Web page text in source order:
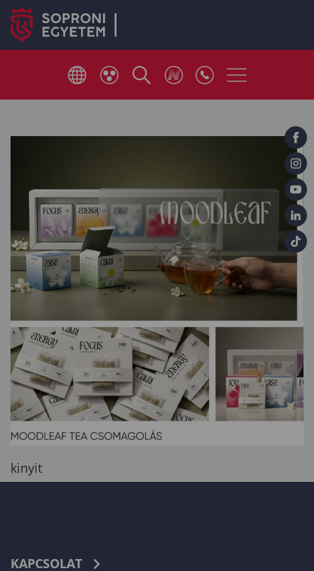
kinyit
KAPCSOLAT